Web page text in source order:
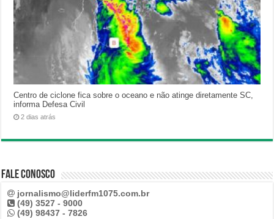
Centro de ciclone fica sobre o oceano e não atinge diretamente SC,
informa Defesa Civil
2 dias atrás
Fale Conosco
jornalismo@liderfm1075.com.br
(49) 3527 - 9000
(49) 98437 - 7826